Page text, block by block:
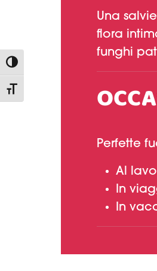
Attiva/disattiva alto contrasto
Attiva/disattiva dimensione testo
Una
flora
funghi
Perfette
Al
In
In